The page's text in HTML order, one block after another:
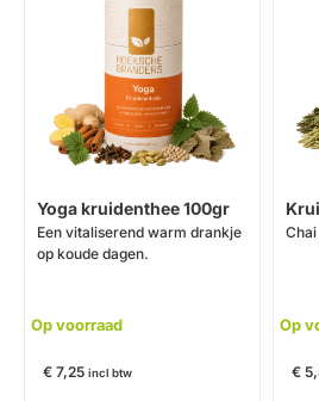
Yoga kruidenthee 100gr
Een vitaliserend warm drankje
op koude dagen.
Op voorraad
€ 7,25 incl btw
Op
€